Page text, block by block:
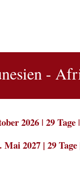
-
2026 ǀ 29 Tage
2027 | 29